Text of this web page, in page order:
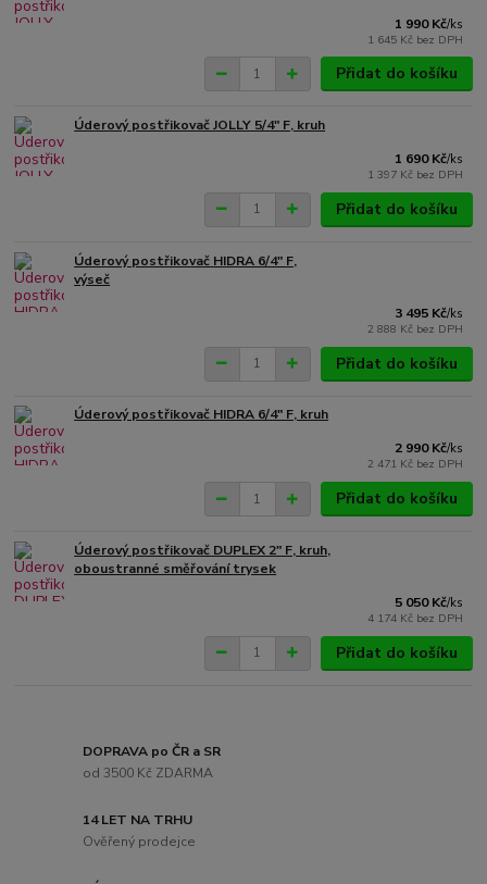
1 990 Kč/ks
1 645 Kč bez DPH
Přidat do košíku
Úderový postřikovač JOLLY 5/4" F, kruh
1 690 Kč/ks
1 397 Kč bez DPH
Přidat do košíku
Úderový postřikovač HIDRA 6/4" F,
výseč
3 495 Kč/ks
2 888 Kč bez DPH
Přidat do košíku
Úderový postřikovač HIDRA 6/4" F, kruh
2 990 Kč/ks
2 471 Kč bez DPH
Přidat do košíku
Úderový postřikovač DUPLEX 2" F, kruh,
oboustranné směřování trysek
5 050 Kč/ks
4 174 Kč bez DPH
Přidat do košíku
DOPRAVA po ČR a SR
od 3500 Kč ZDARMA
14 LET NA TRHU
Ověřený prodejce